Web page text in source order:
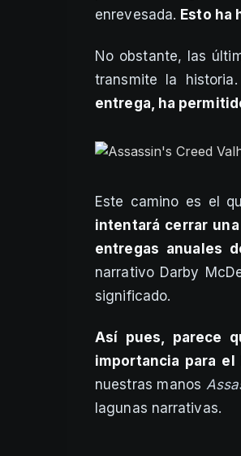
enrevesada. Esto ha
No obstante, las
transmite la historia.
entrega, ha
Este camino es el
intentará cerrar
entregas anuales
narrativo Darby
significado.
Así pues, parece
importancia para
nuestras manos
lagunas narrativas.